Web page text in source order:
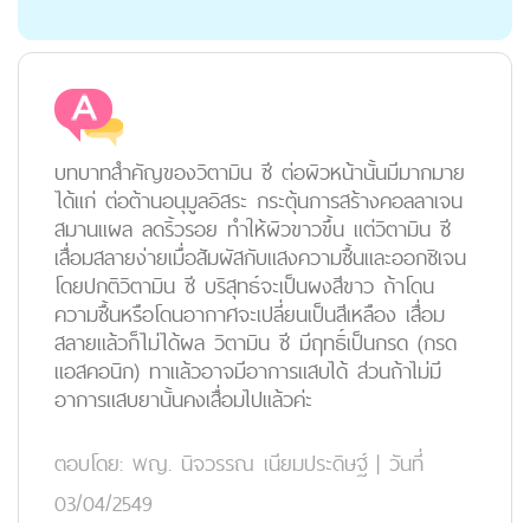
บทบาทสำคัญของวิตามิน ซี ต่อผิวหน้านั้นมีมากมาย
ได้แก่ ต่อต้านอนุมูลอิสระ กระตุ้นการสร้างคอลลาเจน
สมานแผล ลดริ้วรอย ทำให้ผิวขาวขึ้น แต่วิตามิน ซี
เสื่อมสลายง่ายเมื่อสัมผัสกับแสงความชื้นและออกซิเจน
โดยปกติวิตามิน ซี บริสุทธ์จะเป็นผงสีขาว ถ้าโดน
ความชื้นหรือโดนอากาศจะเปลี่ยนเป็นสีเหลือง เสื่อม
สลายแล้วก็ไม่ได้ผล วิตามิน ซี มีฤทธิ์เป็นกรด (กรด
แอสคอนิก) ทาแล้วอาจมีอาการแสบได้ ส่วนถ้าไม่มี
อาการแสบยานั้นคงเสื่อมไปแล้วค่ะ
ตอบโดย: พญ. นิจวรรณ เนียมประดิษฐ์ | วันที่
03/04/2549